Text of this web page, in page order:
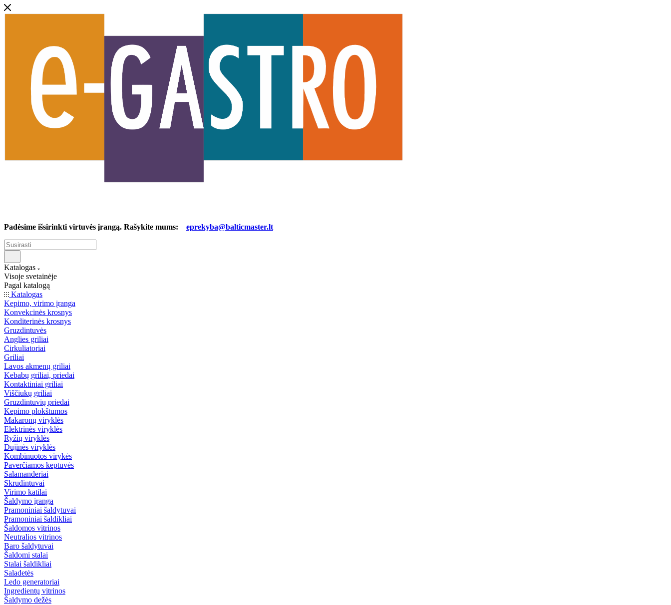
Padėsime išsirinkti virtuvės įrangą. Rašykite mums: eprekyba@balticmaster.lt
Katalogas
Visoje svetainėje
Pagal katalogą
Katalogas
Kepimo, virimo įranga
Konvekcinės krosnys
Konditerinės krosnys
Gruzdintuvės
Anglies griliai
Cirkuliatoriai
Griliai
Lavos akmenų griliai
Kebabų griliai, priedai
Kontaktiniai griliai
Viščiukų griliai
Gruzdintuvių priedai
Kepimo plokštumos
Makaronų viryklės
Elektrinės viryklės
Ryžių viryklės
Dujinės viryklės
Kombinuotos virykės
Paverčiamos keptuvės
Salamanderiai
Skrudintuvai
Virimo katilai
Šaldymo įranga
Pramoniniai šaldytuvai
Pramoniniai šaldikliai
Šaldomos vitrinos
Neutralios vitrinos
Baro šaldytuvai
Šaldomi stalai
Stalai šaldikliai
Saladetės
Ledo generatoriai
Ingredientų vitrinos
Šaldymo dežės